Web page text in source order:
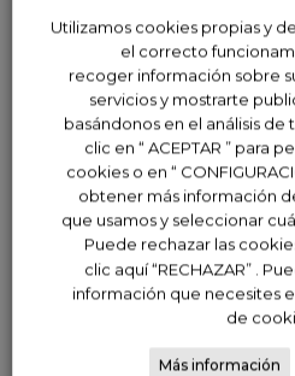
Utilizamos cookies propias y
el correcto
recoger información sobre
servicios y mostrarte
basándonos en el análisis
clic en “ ACEPTAR ” para
cookies o en “
obtener más información
que usamos y seleccionar
Puede rechazar las
clic aquí “RECHAZAR” .
información que necesites
de
Más información